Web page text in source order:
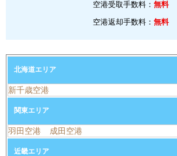
空港受取手数料： 無料
空港返却手数料： 無料
北海道エリア
新千歳空港
関東エリア
羽田空港 成田空港
近畿エリア